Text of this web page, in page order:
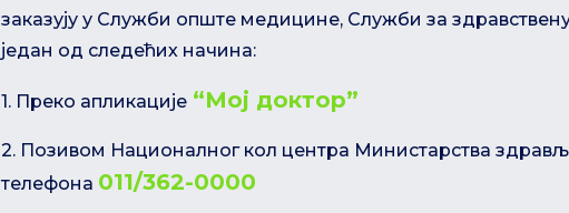
заказују у Служби опште медицине, Служби за
један од следећих начина:
1. Преко апликације “Мој доктор”
2. Позивом Националног кол центра Министарства
телефона 011/362-0000